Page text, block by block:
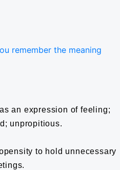
remember the meaning
an expression of feeling;
unpropitious.
to hold unnecessary